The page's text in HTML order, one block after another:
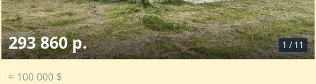
1 / 11
293 860 р.
≈ 100 000 $